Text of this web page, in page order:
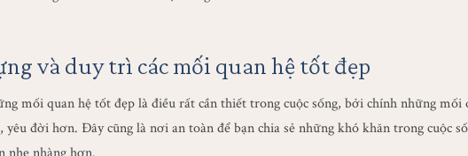
và duy trì các mối quan hệ tốt đẹp
mối quan hệ tốt đẹp là điều rất cần thiết trong cuộc sống, bởi chính những mối
yêu đời hơn. Đây cũng là nơi an toàn để bạn chia sẻ những khó khăn trong cuộc